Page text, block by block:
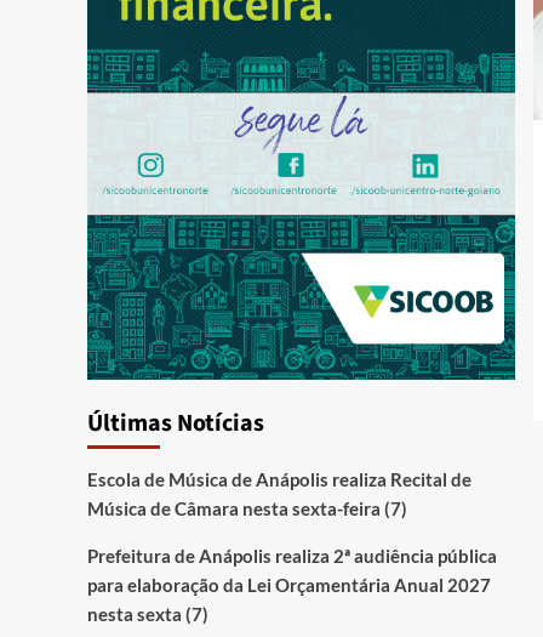
Últimas Notícias
Escola de Música de Anápolis realiza Recital de
Música de Câmara nesta sexta-feira (7)
Prefeitura de Anápolis realiza 2ª audiência pública
para elaboração da Lei Orçamentária Anual 2027
nesta sexta (7)